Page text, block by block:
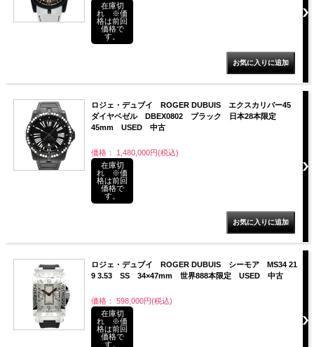
在庫切
れ ※価
格は前回
価格で
す。
ロジェ・デュブイ ROGER DUBUIS エクスカリバー45
ダイヤベゼル DBEX0802 ブラック 日本28本限定
45mm USED 中古
価格： 1,480,000円(税込)
在庫切
れ ※価
格は前回
価格で
す。
ロジェ・デュブイ ROGER DUBUIS シーモア MS34 21
9 3.53 SS 34×47mm 世界888本限定 USED 中古
価格： 598,000円(税込)
在庫切
れ ※価
格は前回
価格で
す。